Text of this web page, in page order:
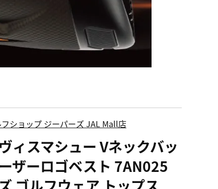
フショップ ジーパーズ JAL Mall店
ィスマシュー Vネックバッ
ザーロゴベスト 7AN025